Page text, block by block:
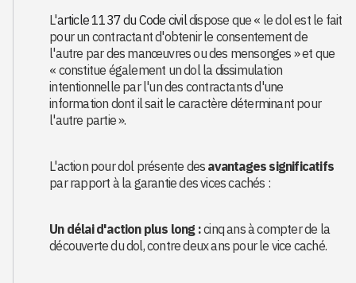
L'article 1137 du Code civildispose que « le dol est le fait
pour un contractant d'obtenir le consentement de
l'autre par des manœuvres ou des mensonges » et que
« constitue également un dol la dissimulation
intentionnelle par l'un des contractants d'une
information dont il sait le caractère déterminant pour
l'autre partie ».
L'action pour dol présente des avantages significatifs
par rapport à la garantie des vices cachés :
Un délai d'action plus long :cinq ans à compter de la
découverte du dol, contre deux ans pour le vice caché.